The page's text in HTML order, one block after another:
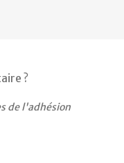
?
de l'adhésion